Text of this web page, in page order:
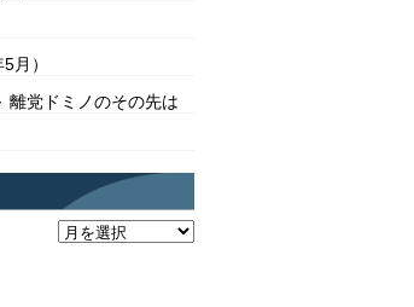
月）
離党ドミノのその先は